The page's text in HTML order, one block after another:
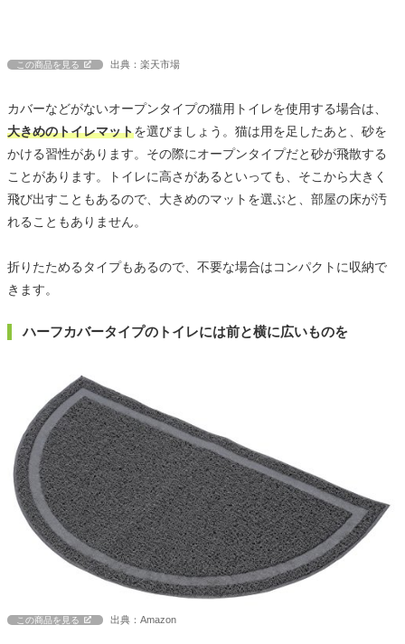
この商品を見る 出典：楽天市場
カバーなどがないオープンタイプの猫用トイレを使用する場合は、
大きめのトイレマットを選びましょう。猫は用を足したあと、砂を
かける習性があります。その際にオープンタイプだと砂が飛散する
ことがあります。トイレに高さがあるといっても、そこから大きく
飛び出すこともあるので、大きめのマットを選ぶと、部屋の床が汚
れることもありません。
折りたためるタイプもあるので、不要な場合はコンパクトに収納で
きます。
ハーフカバータイプのトイレには前と横に広いものを
この商品を見る 出典：Amazon